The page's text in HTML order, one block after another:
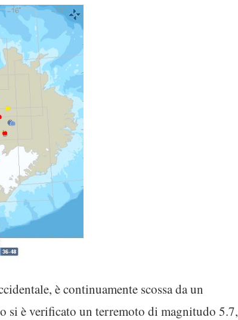
è continuamente scossa da un
è verificato un terremoto di magnitudo 5.7,